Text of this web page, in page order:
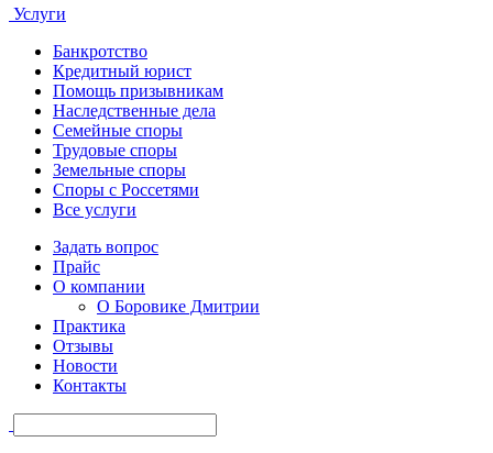
Услуги
Банкротство
Кредитный юрист
Помощь призывникам
Наследственные дела
Семейные споры
Трудовые споры
Земельные споры
Споры с Россетями
Все услуги
Задать вопрос
Прайс
О компании
О Боровике Дмитрии
Практика
Отзывы
Новости
Контакты